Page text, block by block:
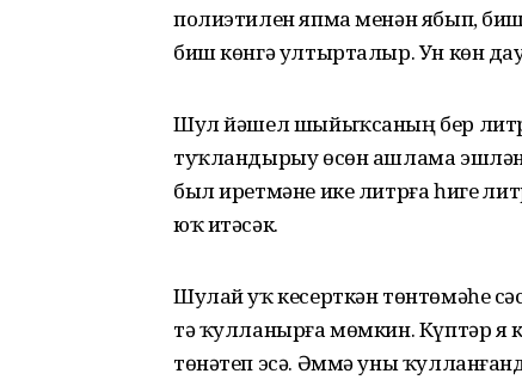
полиэтилен япма менән ябып,
биш көнгә ултырталыр. Ун көн
Шул йәшел шыйыҡсаның бер
туҡландырыу өсөн ашлама
был иретмәне ике литрға һигеҙ
юҡ итәсәк.
Шулай уҡ кесерткән төнтөмәһе
тә ҡулланырға мөмкин. Күптәр
төнәтеп эсә. Әммә уны